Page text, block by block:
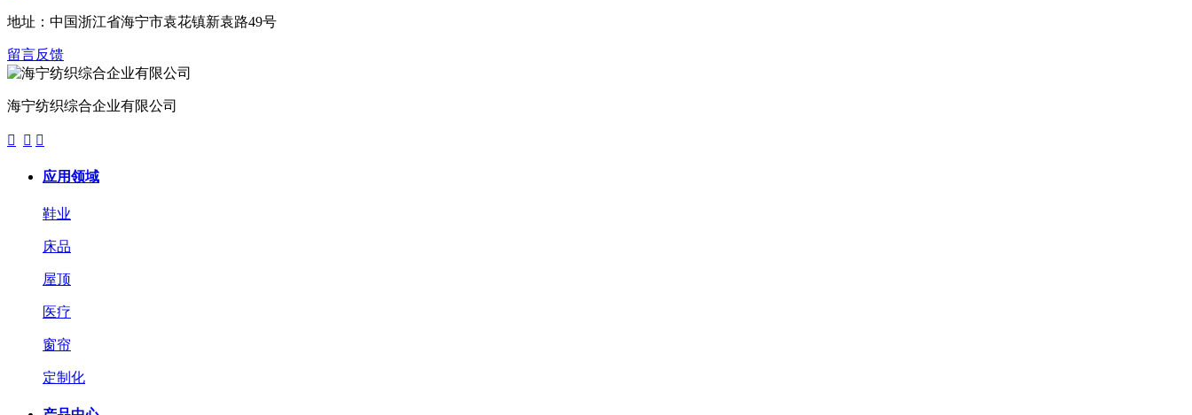
地址：中国浙江省海宁市袁花镇新袁路49号
留言反馈
海宁纺织综合企业有限公司
  
应用领域
鞋业
床品
屋顶
医疗
窗帘
定制化